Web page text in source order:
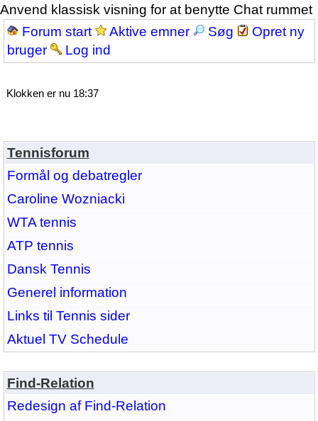
Anvend klassisk visning for at benytte Chat rummet
Forum start Aktive emner Søg
Opret ny
bruger
Log ind
Klokken er nu 18:37
Tennisforum
Formål og debatregler
Caroline Wozniacki
WTA tennis
ATP tennis
Dansk Tennis
Generel information
Links til Tennis sider
Aktuel TV Schedule
Find-Relation
Redesign af Find-Relation